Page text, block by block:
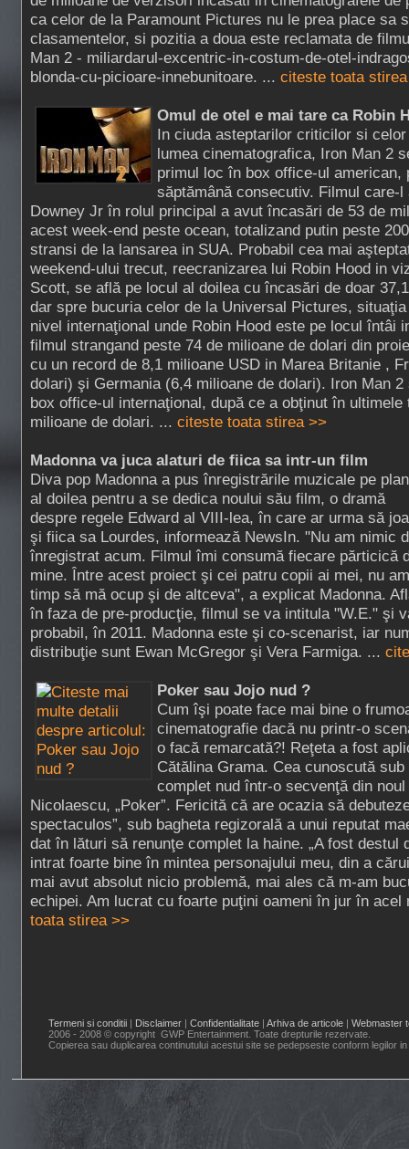
ca celor de la Paramount Pictures nu le prea place sa
clasamentelor, si pozitia a doua este reclamata de
Man 2 - miliardarul-excentric-in-costum-de-otel-
blonda-cu-picioare-innebunitoare. ... citeste toata
Omul de otel e mai tare ca Robin
In ciuda asteptarilor criticilor si
lumea cinematografica, Iron Man 2
primul loc în box office-ul american,
săptămână consecutiv. Filmul care-l
Downey Jr în rolul principal a avut încasări de 53 de
acest week-end peste ocean, totalizand putin peste
stransi de la lansarea in SUA. Probabil cea mai
weekend-ului trecut, reecranizarea lui Robin Hood in
Scott, se află pe locul al doilea cu încasări de doar
dar spre bucuria celor de la Universal Pictures,
nivel internaţional unde Robin Hood este pe locul întâi
filmul strangand peste 74 de milioane de dolari din
cu un record de 8,1 milioane USD in Marea Britanie ,
dolari) şi Germania (6,4 milioane de dolari). Iron Man
box office-ul internaţional, după ce a obţinut în ultimele
milioane de dolari. ... citeste toata stirea >>
Madonna va juca alaturi de fiica sa intr-un film
Diva pop Madonna a pus înregistrările muzicale pe
al doilea pentru a se dedica noului său film, o dramă
despre regele Edward al VIII-lea, în care ar urma să
şi fiica sa Lourdes, informează NewsIn. "Nu am nimic
înregistrat acum. Filmul îmi consumă fiecare părticică
mine. Între acest proiect şi cei patru copii ai mei, nu am
timp să mă ocup şi de altceva", a explicat Madonna.
în faza de pre-producţie, filmul se va intitula "W.E." şi
probabil, în 2011. Madonna este şi co-scenarist, iar
distribuţie sunt Ewan McGregor şi Vera Farmiga. ...
Poker sau Jojo nud ?
Cum îşi poate face mai bine o
cinematografie dacă nu printr-o
o facă remarcată?! Reţeta a fost
Cătălina Grama. Cea cunoscută sub
complet nud într-o secvenţă din
Nicolaescu, „Poker”. Fericită că are ocazia să
spectaculos”, sub bagheta regizorală a unui reputat
dat în lături să renunţe complet la haine. „A fost destul
intrat foarte bine în mintea personajului meu, din a
mai avut absolut nicio problemă, mai ales că m-am
echipei. Am lucrat cu foarte puţini oameni în jur în
toata stirea >>
Termeni si conditii | Disclaimer | Confidentialitate | Arhiva de articole | Webmaster
2006 - 2008 © copyright GWP Entertainment. Toate drepturile rezervate.
Copierea sau duplicarea continutului acestui site se pedepseste conform legilor